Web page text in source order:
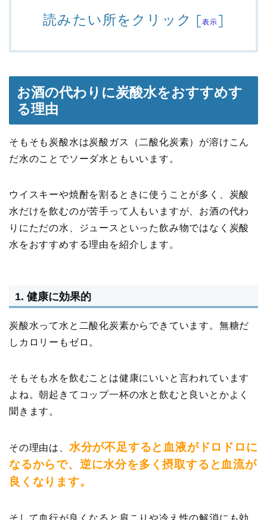
読みたい所をクリック [表示]
お酒の代わりに炭酸水をおすすめす
る理由
そもそも炭酸水は炭酸ガス（二酸化炭素）が溶けこん
だ水のことでソーダ水ともいいます。
ウイスキーや焼酎を割るときに使うことが多く、炭酸
水だけを飲むのが苦手って人もいますが、お酒の代わ
りにただの水、ジュースといった飲み物ではなく炭酸
水をおすすめする理由を紹介します。
1. 健康に効果的
炭酸水って水と二酸化炭素からできています。無糖だ
しカロリーもゼロ。
そもそも水を飲むことは健康にいいと言われています
よね。朝起きてコップ一杯の水と飲むと良いとかよく
聞きます。
その理由は、 水分が不足すると血液がドロドロに
なるからで、逆に水分を多く摂取すると血流が
良くなります。